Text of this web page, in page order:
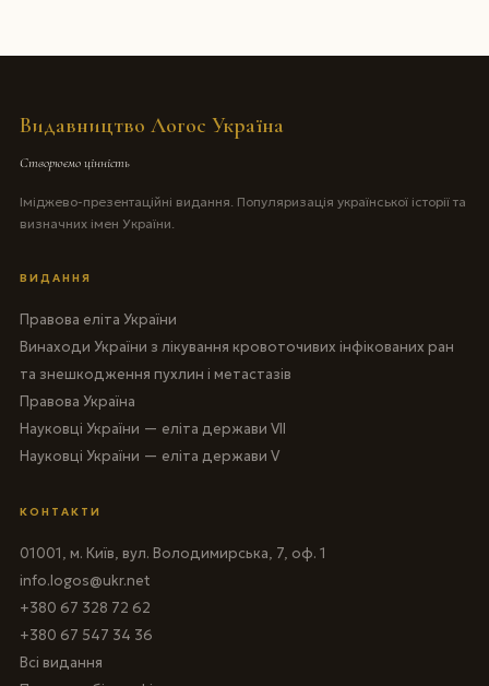
Видавництво Логос Україна
Створюємо цінність
Іміджево-презентаційні видання. Популяризація української історії та
визначних імен України.
ВИДАННЯ
Правова еліта України
Винаходи України з лікування кровоточивих інфікованих ран
та знешкодження пухлин і метастазів
Правова Україна
Науковці України — еліта держави VII
Науковці України — еліта держави V
КОНТАКТИ
01001, м. Київ, вул. Володимирська, 7, оф. 1
info.logos@ukr.net
+380 67 328 72 62
+380 67 547 34 36
Всі видання